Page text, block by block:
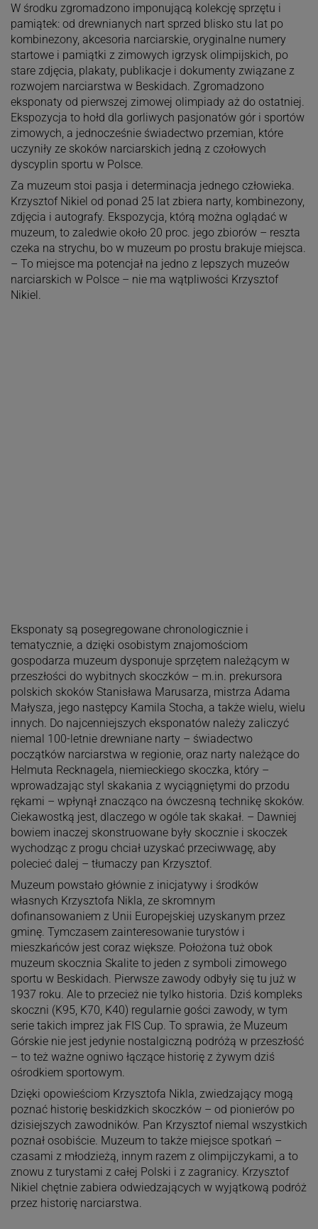
W środku zgromadzono imponującą kolekcję sprzętu i
pamiątek: od drewnianych nart sprzed blisko stu lat po
kombinezony, akcesoria narciarskie, oryginalne numery
startowe i pamiątki z zimowych igrzysk olimpijskich, po
stare zdjęcia, plakaty, publikacje i dokumenty związane z
rozwojem narciarstwa w Beskidach. Zgromadzono
eksponaty od pierwszej zimowej olimpiady aż do ostatniej.
Ekspozycja to hołd dla gorliwych pasjonatów gór i sportów
zimowych, a jednocześnie świadectwo przemian, które
uczyniły ze skoków narciarskich jedną z czołowych
dyscyplin sportu w Polsce.
Za muzeum stoi pasja i determinacja jednego człowieka.
Krzysztof Nikiel od ponad 25 lat zbiera narty, kombinezony,
zdjęcia i autografy. Ekspozycja, którą można oglądać w
muzeum, to zaledwie około 20 proc. jego zbiorów – reszta
czeka na strychu, bo w muzeum po prostu brakuje miejsca.
– To miejsce ma potencjał na jedno z lepszych muzeów
narciarskich w Polsce – nie ma wątpliwości Krzysztof
Nikiel.
Eksponaty są posegregowane chronologicznie i
tematycznie, a dzięki osobistym znajomościom
gospodarza muzeum dysponuje sprzętem należącym w
przeszłości do wybitnych skoczków – m.in. prekursora
polskich skoków Stanisława Marusarza, mistrza Adama
Małysza, jego następcy Kamila Stocha, a także wielu, wielu
innych. Do najcenniejszych eksponatów należy zaliczyć
niemal 100-letnie drewniane narty – świadectwo
początków narciarstwa w regionie, oraz narty należące do
Helmuta Recknagela, niemieckiego skoczka, który –
wprowadzając styl skakania z wyciągniętymi do przodu
rękami – wpłynął znacząco na ówczesną technikę skoków.
Ciekawostką jest, dlaczego w ogóle tak skakał. – Dawniej
bowiem inaczej skonstruowane były skocznie i skoczek
wychodząc z progu chciał uzyskać przeciwwagę, aby
polecieć dalej – tłumaczy pan Krzysztof.
Muzeum powstało głównie z inicjatywy i środków
własnych Krzysztofa Nikla, ze skromnym
dofinansowaniem z Unii Europejskiej uzyskanym przez
gminę. Tymczasem zainteresowanie turystów i
mieszkańców jest coraz większe. Położona tuż obok
muzeum skocznia Skalite to jeden z symboli zimowego
sportu w Beskidach. Pierwsze zawody odbyły się tu już w
1937 roku. Ale to przecież nie tylko historia. Dziś kompleks
skoczni (K95, K70, K40) regularnie gości zawody, w tym
serie takich imprez jak FIS Cup. To sprawia, że Muzeum
Górskie nie jest jedynie nostalgiczną podróżą w przeszłość
– to też ważne ogniwo łączące historię z żywym dziś
ośrodkiem sportowym.
Dzięki opowieściom Krzysztofa Nikla, zwiedzający mogą
poznać historię beskidzkich skoczków – od pionierów po
dzisiejszych zawodników. Pan Krzysztof niemal wszystkich
poznał osobiście. Muzeum to także miejsce spotkań –
czasami z młodzieżą, innym razem z olimpijczykami, a to
znowu z turystami z całej Polski i z zagranicy. Krzysztof
Nikiel chętnie zabiera odwiedzających w wyjątkową podróż
przez historię narciarstwa.